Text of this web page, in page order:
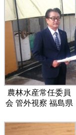
農林水産常任委員
会 管外視察 福島県